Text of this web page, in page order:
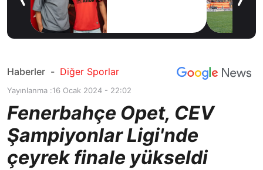
Haberler - Diğer Sporlar
Yayınlanma :16 Ocak 2024 - 22:02
Fenerbahçe Opet, CEV
Şampiyonlar Ligi'nde
çeyrek finale yükseldi